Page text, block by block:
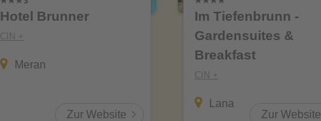
Hotel Brunner
CIN +
Meran
Zur Website
Im Tiefenbrunn -
Gardensuites &
Breakfast
CIN +
Lana
Zur Website